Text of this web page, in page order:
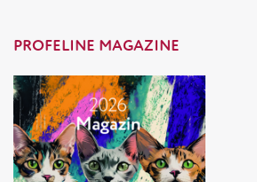
PROFELINE MAGAZINE